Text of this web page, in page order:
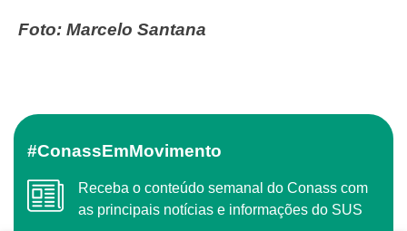
Foto: Marcelo Santana
#ConassEmMovimento
Receba o conteúdo semanal do Conass com
as principais notícias e informações do SUS